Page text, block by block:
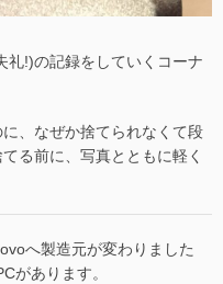
礼!)の記録をしていくコーナ
、なぜか捨てられなくて段
る前に、写真とともに軽く
へ製造元が変わりました
があります。